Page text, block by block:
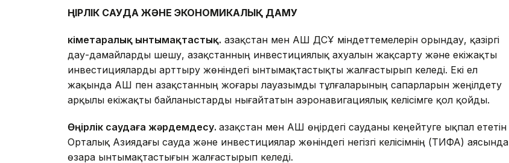
ӨҢІРЛІК САУДА ЖӘНЕ ЭКОНОМИКАЛЫҚ ДАМУ
Үкіметаралық ынтымақтастық. Қазақстан мен АҚШ ДСҰ міндеттемелерін орындау, қазіргі
дау-дамайларды шешу, Қазақстанның инвестициялық ахуалын жақсарту және екіжақты
инвестицияларды арттыру жөніндегі ынтымақтастықты жалғастырып келеді. Екі ел
жақында АҚШ пен Қазақстанның жоғары лауазымды тұлғаларының сапарларын жеңілдету
арқылы екіжақты байланыстарды нығайтатын аэронавигациялық келісімге қол қойды.
Өңірлік саудаға жәрдемдесу. Қазақстан мен АҚШ өңірдегі сауданы кеңейтуге ықпал ететін
Орталық Азиядағы сауда және инвестициялар жөніндегі негізгі келісімнің (ТИФА) аясында
өзара ынтымақтастығын жалғастырып келеді.